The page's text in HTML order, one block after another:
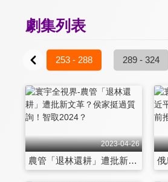
劇集列表
253 - 288 289 - 324
2023-04-26
農管「退林還耕」遭批新文革？侯家挺過質詢！智取2024？